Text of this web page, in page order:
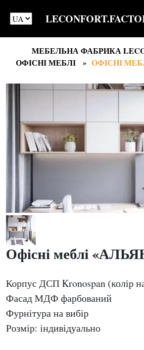
МЕБЕЛЬНА ФАБРИКА
ОФІСНІ МЕБЛІ
ОФІСНІ
Офісні меблі
Корпус ДСП Kronospan (колір
Фасад МДФ фарбований
Фурнітура на вибір
Розмір: індивідуально